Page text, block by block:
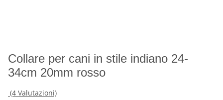
Collare per cani in stile indiano 24-
34cm 20mm rosso
(4 Valutazioni)